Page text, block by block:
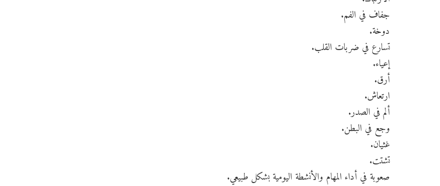
جفاف في الفم.
دوخة.
تسارع في ضربات القلب.
إعياء.
أرق.
ارتعاش.
ألم في الصدر.
وجع في البطن.
غثيان.
تشتت.
صعوبة في أداء المهام والأنشطة اليومية بشكل طبيعي.